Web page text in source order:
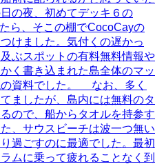
の夜、初めてデッキ６の
ら、そこの棚でCocoCayの
けました。気付くの遅かっ
ぶスポットの有料無料情報や
く書き込まれた島全体のマッ
資料でした。 なお、多く
ましたが、島内には無料のタ
ので、船からタオルを持参す
、サウスビーチは波一つ無い
過ごすのに最適でした。最初
ムに乗って疲れることなく到